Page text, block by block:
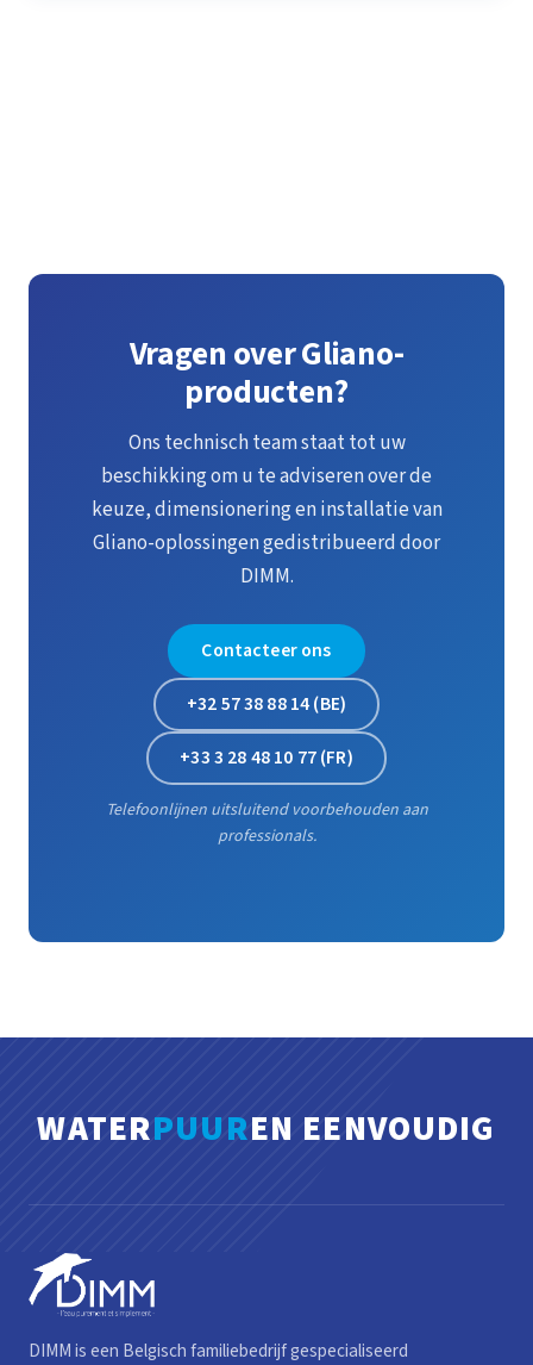
Vragen over Gliano-
producten?
Ons technisch team staat tot uw
beschikking om u te adviseren over de
keuze, dimensionering en installatie van
Gliano-oplossingen gedistribueerd door
DIMM.
Contacteer ons
+32 57 38 88 14 (BE)
+33 3 28 48 10 77 (FR)
Telefoonlijnen uitsluitend voorbehouden aan
professionals.
WATERPUUREN EENVOUDIG
DIMM is een Belgisch familiebedrijf gespecialiseerd